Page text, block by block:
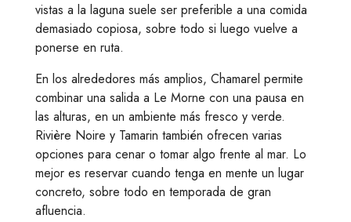
vistas a la laguna suele ser preferible a una comida
demasiado copiosa, sobre todo si luego vuelve a
ponerse en ruta.
En los alrededores más amplios, Chamarel permite
combinar una salida a Le Morne con una pausa en
las alturas, en un ambiente más fresco y verde.
Rivière Noire y Tamarin también ofrecen varias
opciones para cenar o tomar algo frente al mar. Lo
mejor es reservar cuando tenga en mente un lugar
concreto, sobre todo en temporada de gran
afluencia.